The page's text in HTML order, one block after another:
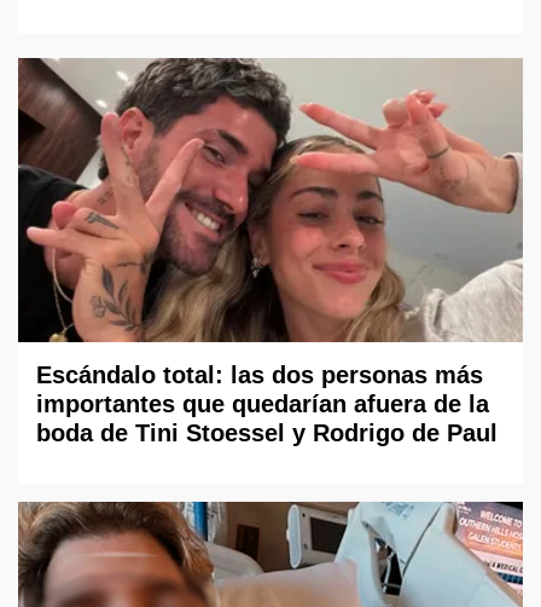
Escándalo total: las dos personas más
importantes que quedarían afuera de la
boda de Tini Stoessel y Rodrigo de Paul